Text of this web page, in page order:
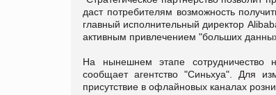
даст потребителям возможность
главный исполнительный директор
активным привлечением "больших
На нынешнем этапе сотрудничество
сообщает агентство "Синьхуа". Для
присутствие в офлайновых каналах